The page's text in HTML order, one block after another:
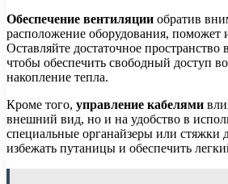
Обеспечение вентиляции обратив
расположение оборудования, поможет
Оставляйте достаточное пространство
чтобы обеспечить свободный доступ
накопление тепла.
Кроме того, управление кабелями
внешний вид, но и на удобство в
специальные органайзеры или стяжки
избежать путаницы и обеспечить